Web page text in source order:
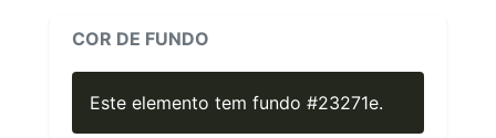
COR DE FUNDO
Este elemento tem fundo #23271e.